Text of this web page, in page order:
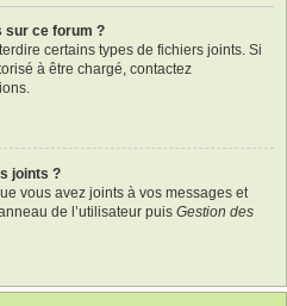
sur ce forum ?
certains types de fichiers joints. Si
à être chargé, contactez
joints ?
vous avez joints à vos messages et
de l’utilisateur puis Gestion des